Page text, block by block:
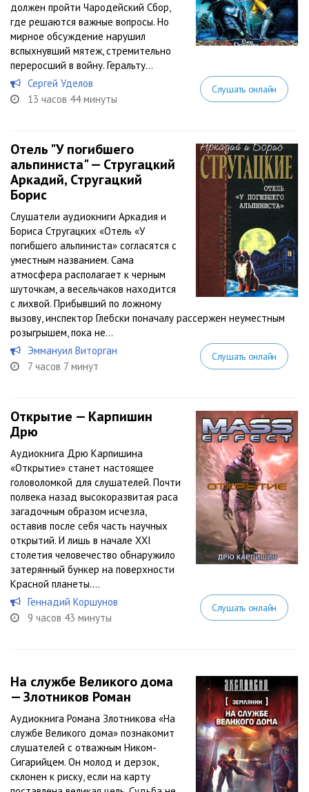
должен пройти Чародейский Сбор,
где решаются важные вопросы. Но
мирное обсуждение нарушил
вспыхнувший мятеж, стремительно
переросший в войну. Геральту...
Сергей Уделов
13 часов 44 минуты
Слушать онлайн
Отель "У погибшего
альпиниста" — Стругацкий
Аркадий, Стругацкий
Борис
Слушатели аудиокниги Аркадия и
Бориса Стругацких «Отель «У
погибшего альпиниста» согласятся с
уместным названием. Сама
атмосфера располагает к черным
шуточкам, а весельчаков находится
с лихвой. Прибывший по ложному
вызову, инспектор Глебски поначалу рассержен неуместным
розыгрышем, пока не...
Эммануил Виторган
7 часов 7 минут
Слушать онлайн
Открытие — Карпишин
Дрю
Аудиокнига Дрю Карпишина
«Открытие» станет настоящее
головоломкой для слушателей. Почти
полвека назад высокоразвитая раса
загадочным образом исчезла,
оставив после себя часть научных
открытий. И лишь в начале XXI
столетия человечество обнаружило
затерянный бункер на поверхности
Красной планеты....
Геннадий Коршунов
9 часов 43 минуты
Слушать онлайн
На службе Великого дома
— Злотников Роман
Аудиокнига Романа Злотникова «На
службе Великого дома» познакомит
слушателей с отважным Ником-
Сигарийцем. Он молод и дерзок,
склонен к риску, если на карту